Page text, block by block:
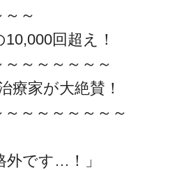
～
回超え！
～～～～～～
療家が大絶賛！
～～～～～～～
外です…！」